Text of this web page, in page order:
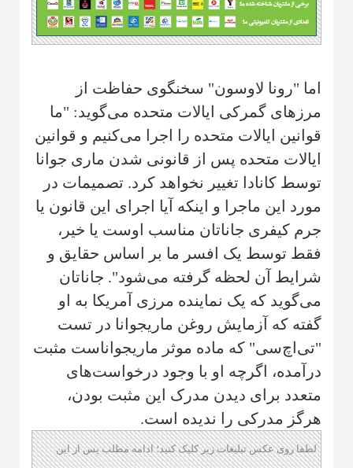
اما "رونا لاوسون" سخنگوی حفاظت از
مرزهای گمرکی ایالات متحده می‌گوید: "ما
قوانین ایالات متحده را اجرا می‌کنیم و قوانین
ایالات متحده پس از قانونی شدن ماری جوانا
توسط کانادا تغییر نخواهد کرد. تصمیمات در
مورد این ماجرا و اینکه آیا اجرای این قانون یا
جرم کیفری جاناتان مناسب اوست یا خیر،
فقط توسط یک افسر ما بر اساس حقایق و
شرایط آن لحظه گرفته می‌شود". جاناتان
می‌گوید که یک نماینده مرزی آمریکا به او
گفته که آزمایش روغن ماریجوانا در تست
"تی‌اچ‌سی" که ماده موثر ماریجواناست مثبت
درآمده، اگرچه او با وجود درخواست‌های
متعدد برای دیدن مدرک این مثبت بودن،
هرگز مدرکی را ندیده است.
لطفا روی عکس تبلیغات زیر کلیک کنید؛ ادامه مطلب پس از این